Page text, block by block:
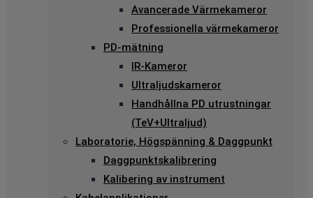
Avancerade Värmekameror
Professionella värmekameror
PD-mätning
IR-Kameror
Ultraljudskameror
Handhållna PD utrustningar
(TeV+Ultraljud)
Laboratorie, Högspänning & Daggpunkt
Daggpunktskalibrering
Kalibering av instrument